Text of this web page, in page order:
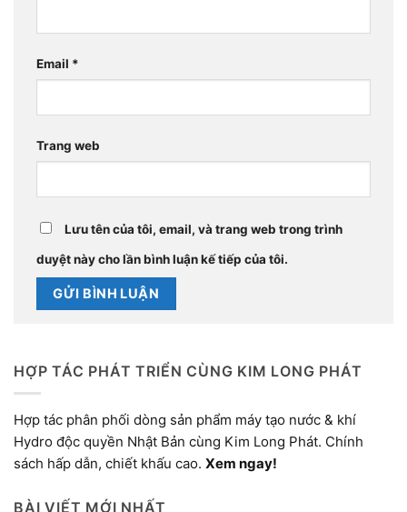
Email *
Trang web
Lưu tên của tôi, email, và trang web trong trình
duyệt này cho lần bình luận kế tiếp của tôi.
HỢP TÁC PHÁT TRIỂN CÙNG KIM LONG PHÁT
Hợp tác phân phối dòng sản phẩm máy tạo nước & khí
Hydro độc quyền Nhật Bản cùng Kim Long Phát. Chính
sách hấp dẫn, chiết khấu cao. Xem ngay!
BÀI VIẾT MỚI NHẤT